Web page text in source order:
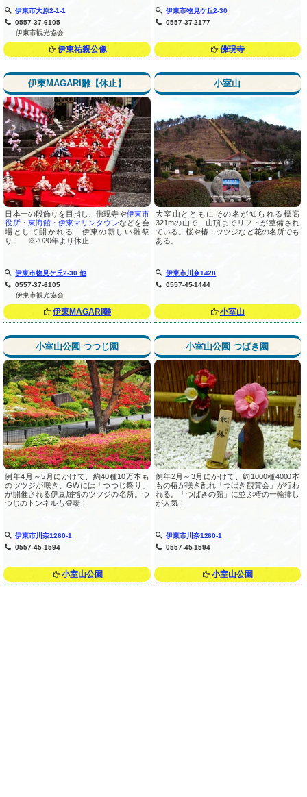
伊東市大原2-1-1
0557-37-6105
伊東市観光協会
伊東祐親公像
伊東市物見ケ丘2-30
0557-37-2177
佛現寺
伊東MAGARI雛【休止】
日本一の段飾りを目指し、佛現寺や伊東市
役所・ 東海館・ 伊東マリンタウンなどを会
場として開かれる、伊東の新しい雛祭
り！ ※2020年より休止
伊東市物見ケ丘2-30 他
0557-37-6105
伊東市観光協会
伊東MAGARI雛
小室山
大室山とともにその名が知られる標高
321mの山で、山頂までリフトが整備され
ている。桜や椿・ツツジなど花の名所でも
ある。
伊東市川奈1428
0557-45-1444
小室山
小室山公園 つつじ園
例年4月～5月にかけて、約40種10万本も
のツツジが咲き、GWには「つつじ祭り」
が開催される伊豆屈指のツツジの名所。つ
つじのトンネルも登場！
伊東市川奈1260-1
0557-45-1594
小室山公園
小室山公園 つばき園
例年2月～3月にかけて、約1000種4000本
もの椿が咲き乱れ「つばき観賞会」が行わ
れる。「つばきの館」に並ぶ椿の一輪挿し
が人気！
伊東市川奈1260-1
0557-45-1594
小室山公園